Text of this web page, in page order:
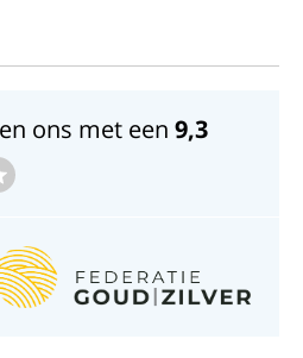
ons met een 9,3